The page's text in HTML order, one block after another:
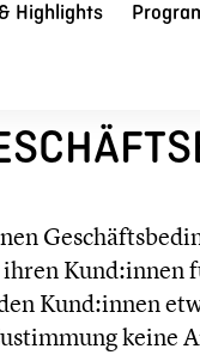
Highlights
ihren
Kund:innen
keine